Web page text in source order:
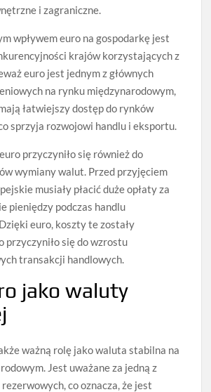
i zagraniczne.
wpływem euro na gospodarkę jest
krajów korzystających z
euro jest jednym z głównych
na rynku międzynarodowym,
łatwiejszy dostęp do rynków
sprzyja rozwojowi handlu i eksportu.
przyczyniło się również do
wymiany walut. Przed przyjęciem
musiały płacić duże opłaty za
pieniędzy podczas handlu
euro, koszty te zostały
przyczyniło się do wzrostu
transakcji handlowych.
jako waluty
ważną rolę jako waluta stabilna na
Jest uważane za jedną z
co oznacza, że jest